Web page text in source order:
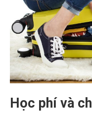
Học phí và